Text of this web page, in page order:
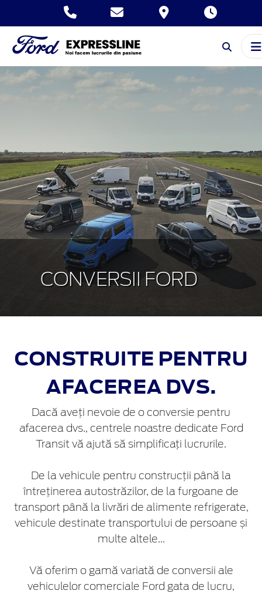
CONVERSII FORD
CONSTRUITE PENTRU
AFACEREA DVS.
Dacă aveți nevoie de o conversie pentru
afacerea dvs., centrele noastre dedicate Ford
Transit vă ajută să simplificați lucrurile.
De la vehicule pentru construcții până la
întreținerea autostrăzilor, de la furgoane de
transport până la livrări de alimente refrigerate,
vehicule destinate transportului de persoane și
multe altele...
Vă oferim o gamă variată de conversii ale
vehiculelor comerciale Ford gata de lucru,